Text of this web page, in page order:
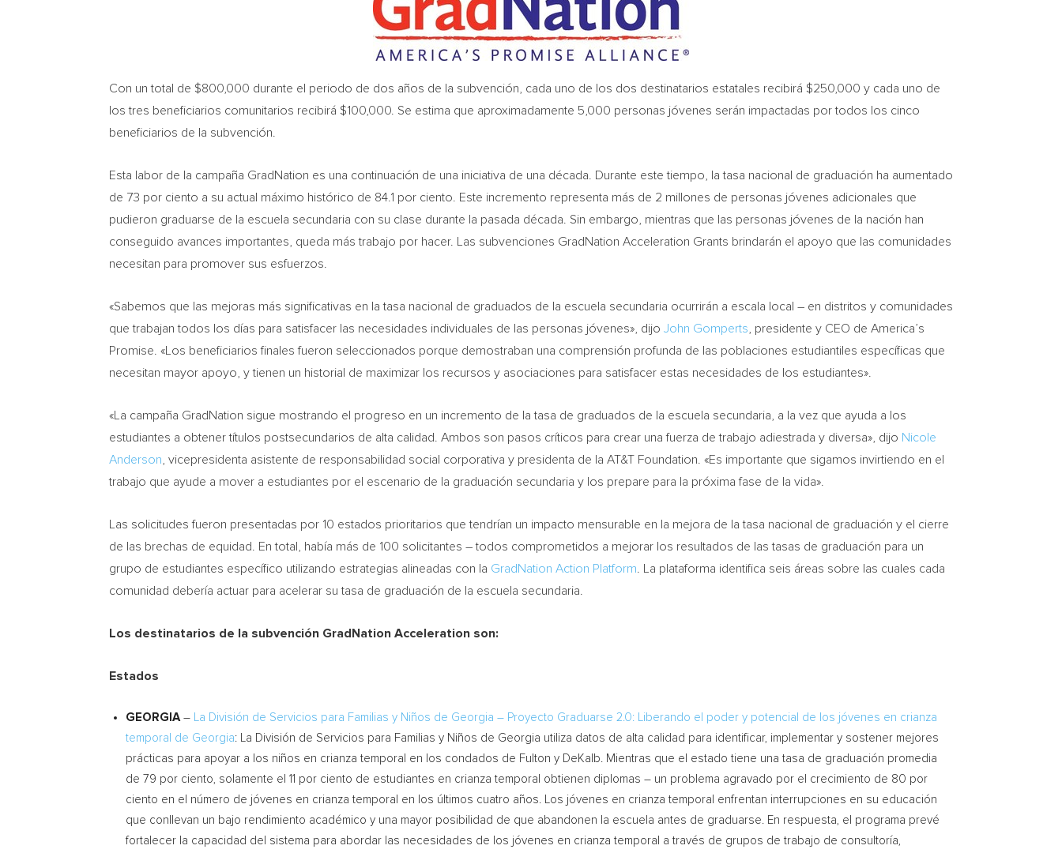
Con un total de $800,000 durante el periodo de dos años de la subvención, cada uno de los dos destinatarios estatales recibirá $250,000 y cada uno de
los tres beneficiarios comunitarios recibirá $100,000 . Se estima que aproximadamente 5,000 personas jóvenes serán impactadas por todos los cinco
beneficiarios de la subvención.
Esta labor de la campaña GradNation es una continuación de una iniciativa de una década. Durante este tiempo, la tasa nacional de graduación ha aumentado
de 73 por ciento a su actual máximo histórico de 84.1 por ciento. Este incremento representa más de 2 millones de personas jóvenes adicionales que
pudieron graduarse de la escuela secundaria con su clase durante la pasada década. Sin embargo, mientras que las personas jóvenes de la nación han
conseguido avances importantes, queda más trabajo por hacer. Las subvenciones GradNation Acceleration Grants brindarán el apoyo que las comunidades
necesitan para promover sus esfuerzos.
«Sabemos que las mejoras más significativas en la tasa nacional de graduados de la escuela secundaria ocurrirán a escala local – en distritos y comunidades
que trabajan todos los días para satisfacer las necesidades individuales de las personas jóvenes», dijo John Gomperts , presidente y CEO de America’s
Promise. «Los beneficiarios finales fueron seleccionados porque demostraban una comprensión profunda de las poblaciones estudiantiles específicas que
necesitan mayor apoyo, y tienen un historial de maximizar los recursos y asociaciones para satisfacer estas necesidades de los estudiantes».
«La campaña GradNation sigue mostrando el progreso en un incremento de la tasa de graduados de la escuela secundaria, a la vez que ayuda a los
estudiantes a obtener títulos postsecundarios de alta calidad. Ambos son pasos críticos para crear una fuerza de trabajo adiestrada y diversa», dijo Nicole
Anderson , vicepresidenta asistente de responsabilidad social corporativa y presidenta de la AT&T Foundation. «Es importante que sigamos invirtiendo en el
trabajo que ayude a mover a estudiantes por el escenario de la graduación secundaria y los prepare para la próxima fase de la vida».
Las solicitudes fueron presentadas por 10 estados prioritarios que tendrían un impacto mensurable en la mejora de la tasa nacional de graduación y el cierre
de las brechas de equidad. En total, había más de 100 solicitantes – todos comprometidos a mejorar los resultados de las tasas de graduación para un
grupo de estudiantes específico utilizando estrategias alineadas con la GradNation Action Platform . La plataforma identifica seis áreas sobre las cuales cada
comunidad debería actuar para acelerar su tasa de graduación de la escuela secundaria.
Los destinatarios de la subvención GradNation Acceleration son:
Estados
GEORGIA– La División de Servicios para Familias y Niños de Georgia – Proyecto Graduarse 2.0: Liberando el poder y potencial de los jóvenes en crianza
temporal de Georgia: La División de Servicios para Familias y Niños de Georgia utiliza datos de alta calidad para identificar, implementar y sostener mejores
prácticas para apoyar a los niños en crianza temporal en los condados de Fulton y DeKalb. Mientras que el estado tiene una tasa de graduación promedia
de 79 por ciento, solamente el 11 por ciento de estudiantes en crianza temporal obtienen diplomas – un problema agravado por el crecimiento de 80 por
ciento en el número de jóvenes en crianza temporal en los últimos cuatro años. Los jóvenes en crianza temporal enfrentan interrupciones en su educación
que conllevan un bajo rendimiento académico y una mayor posibilidad de que abandonen la escuela antes de graduarse. En respuesta, el programa prevé
fortalecer la capacidad del sistema para abordar las necesidades de los jóvenes en crianza temporal a través de grupos de trabajo de consultoría,